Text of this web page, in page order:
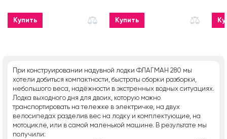
Купить Купить
При конструировании надувной лодки ФЛАГМАН 280 мы
хотели добиться компактности, быстроты сборки разборки,
небольшого веса, надёжности в экстренных водных ситуациях.
Лодка выходного дня для двоих, которую можно
транспортировать на тележке в электричке, на двух
велосипедах разделив вес на лодку и комплектующие, на
мотоцикле, или в самой маленькой машине. В результате мы
получили: